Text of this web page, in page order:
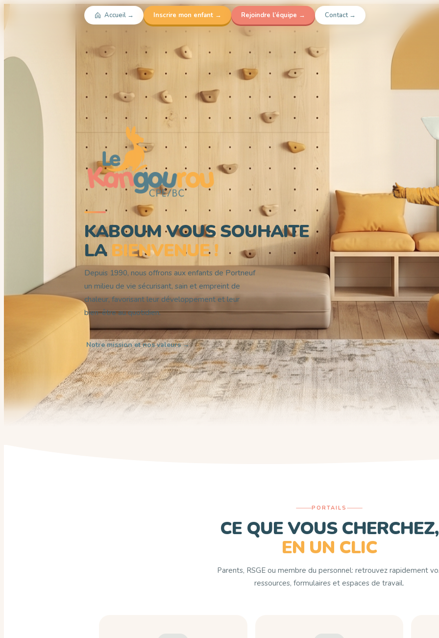
KABOUM VOUS SOUHAITE
LA BIENVENUE !
Depuis 1990, nous offrons aux enfants de Portneuf
un milieu de vie sécurisant, sain et empreint de
chaleur, favorisant leur développement et leur
bien‑être au quotidien.
Notre mission et nos valeurs →
Accueil → Inscrire mon enfant → Rejoindre l’équipe → Contact →
PORTAILS
CE QUE VOUS CHERCHEZ,
EN UN CLIC
Parents, RSGE ou membre du personnel: retrouvez rapidement
ressources, formulaires et espaces de travail.